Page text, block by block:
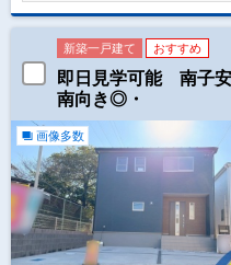
新築一戸建て おすすめ
即日見学可能 南子
南向き◎・
画像多数